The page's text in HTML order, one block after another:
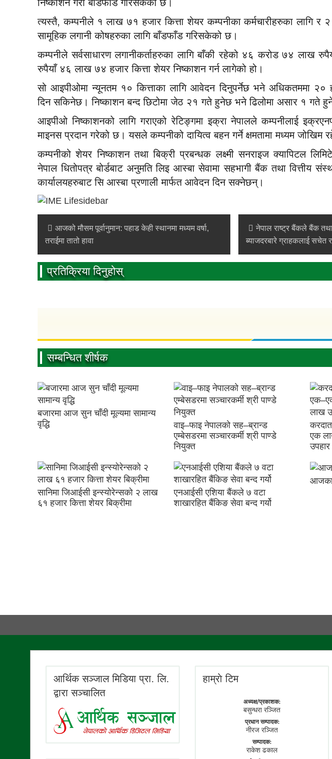
निष्काशन गरी बाँडफाँड गरिसकेको छ।
त्यस्तै, कम्पनीले १ लाख ७१ हजार कित्ता शेयर कम्पनीका कर्मचारीहरुका लागि र
सामूहिक लगानी कोषहरुका लागि बाँडफाँड गरिसकेको छ।
कम्पनीले सर्वसाधारण लगानीकर्ताहरुका लागि बाँकी रहेको ४६ करोड ७४ लाख
रुपैयाँ ४६ लाख ७४ हजार कित्ता शेयर निष्काशन गर्न लागेको हो।
सो आइपीओमा न्यूनतम १० कित्ताका लागि आवेदन दिनुपर्नेछ भने अधिकतममा २०
दिन सकिनेछ। निष्काशन बन्द छिटोमा जेठ २१ गते हुनेछ भने ढिलोमा असार १ गते
आइपीओ निष्काशनको लागि गराएको रेटिङ्गमा इक्रा नेपालले कम्पनीलाई
माइनस प्रदान गरेको छ। यसले कम्पनीको दायित्व बहन गर्ने क्षमतामा मध्यम जोखिम
कम्पनीको शेयर निष्काशन तथा बिक्री प्रबन्धक लक्ष्मी सनराइज क्यापिटल
नेपाल धितोपत्र बोर्डबाट अनुमति लिइ आस्बा सेवामा सहभागी बैंक तथा वित्तीय
कार्यालयहरुबाट सि आस्बा प्रणाली मार्फत आवेदन दिन सक्नेछन्।
आजको मौसम पूर्वानुमान: पहाड केही स्थानमा मध्यम वर्षा,
तराईमा तातो हावा
नेपाल राष्ट्र बैंकले बैंक तथा
ब्याजदरबारे ग्राहकलाई सचेत
प्रतिक्रिया दिनुहोस्
सम्बन्धित शीर्षक
बजारमा आज सुन चाँदी मूल्यमा सामान्य
वृद्धि
वाइ–फाइ नेपालको सह–ब्रान्ड
एम्बेसडरमा सञ्चारकर्मी श्री पाण्डे
नियुक्त
एक
उपहार
सानिमा जिआईसी इन्स्योरेन्सको २ लाख
६१ हजार कित्ता शेयर बिक्रीमा
एनआईसी एशिया बैंकले ७ वटा
शाखारहित बैंकिङ सेवा बन्द गर्यो
आजका
आर्थिक सञ्जाल मिडिया प्रा. लि.
द्वारा सञ्चालित
हाम्राे टिम
अध्यक्ष/प्रकाशक:
बसुन्धरा रञ्जित
प्रधान सम्पादक:
नीरज रञ्जित
सम्पादक:
राकेश ढकाल